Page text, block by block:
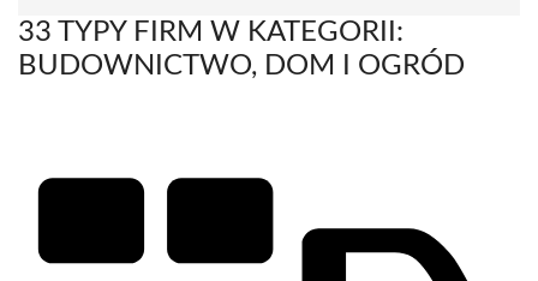
33 TYPY FIRM W KATEGORII:
BUDOWNICTWO, DOM I OGRÓD